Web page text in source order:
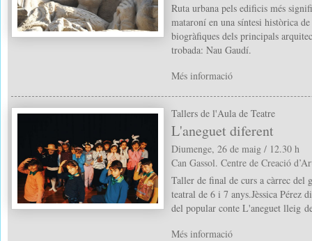
Ruta urbana pels edificis més
mataroní en una síntesi històrica
biogràfiques dels principals
trobada: Nau Gaudí.
Més informació
Tallers de l'Aula de Teatre
L'aneguet diferent
Diumenge, 26 de maig / 12.30 h
Can Gassol. Centre de Creació
Taller de final de curs a càrrec del
teatral de 6 i 7 anys.Jèssica Pérez
del popular conte L'aneguet lleig
Més informació